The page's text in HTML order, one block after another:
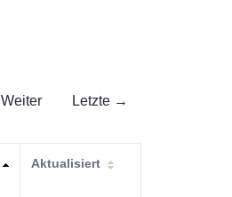
Weiter Letzte →
Aktualisiert